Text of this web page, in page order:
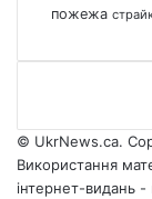
пожежа
© UkrNews.ca.
Використання
інтернет-видань